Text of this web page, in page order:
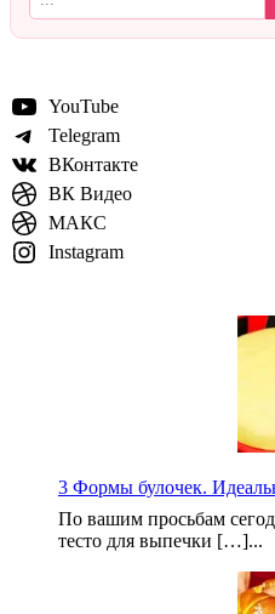
YouTube
Telegram
ВКонтакте
ВК Видео
МАКС
Instagram
3 Формы булочек.
По вашим просьбам
тесто для выпечки […]...